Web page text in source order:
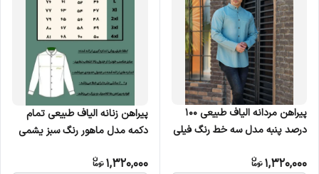
پیراهن مردانه الیاف طبیعی 100
درصد پنبه مدل سه خط رنگ فیلی
1,320,000
پیراهن زنانه الیاف طبیعی تمام
دکمه مدل ماهور رنگ سبز یشمی
1,320,000